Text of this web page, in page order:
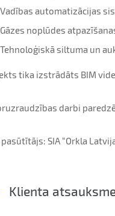
Vadības automatizācijas
Gāzes noplūdes
Tehnoloģiskā siltuma un
tika izstrādāts BIM
darbi
pasūtītājs: SIA “Orkla
Klienta